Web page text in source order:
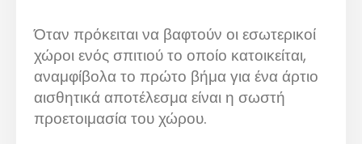
Όταν πρόκειται να βαφτούν οι εσωτερικοί
χώροι ενός σπιτιού το οποίο κατοικείται,
αναμφίβολα το πρώτο βήμα για ένα άρτιο
αισθητικά αποτέλεσμα είναι η σωστή
προετοιμασία του χώρου.